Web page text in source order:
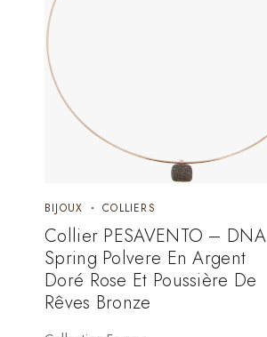
BIJOUX COLLIERS
Collier PESAVENTO – DNA
Spring Polvere En Argent
Doré Rose Et Poussière De
Rêves Bronze